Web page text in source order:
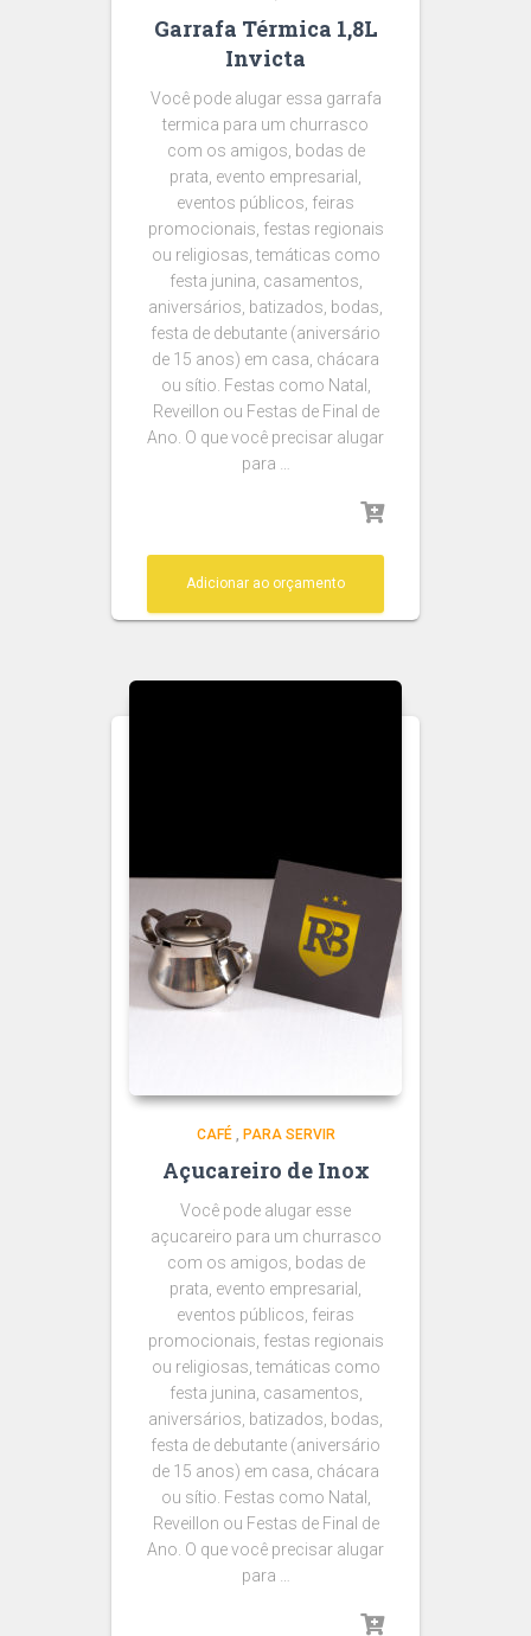
Garrafa Térmica 1,8L
Invicta
Você pode alugar essa garrafa
termica para um churrasco
com os amigos, bodas de
prata, evento empresarial,
eventos públicos, feiras
promocionais, festas regionais
ou religiosas, temáticas como
festa junina, casamentos,
aniversários, batizados, bodas,
festa de debutante (aniversário
de 15 anos) em casa, chácara
ou sítio. Festas como Natal,
Reveillon ou Festas de Final de
Ano. O que você precisar alugar
para …
Adicionar ao orçamento
CAFÉ, PARA SERVIR
Açucareiro de Inox
Você pode alugar esse
açucareiro para um churrasco
com os amigos, bodas de
prata, evento empresarial,
eventos públicos, feiras
promocionais, festas regionais
ou religiosas, temáticas como
festa junina, casamentos,
aniversários, batizados, bodas,
festa de debutante (aniversário
de 15 anos) em casa, chácara
ou sítio. Festas como Natal,
Reveillon ou Festas de Final de
Ano. O que você precisar alugar
para …